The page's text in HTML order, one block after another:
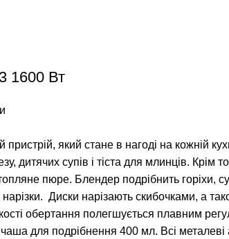
1600 Вт
який стане в нагоді на кожній
дитячих супів і тіста для млинців. Крім
пюре. Блендер подрібнить горіхи,
Диски нарізають скибочками, а
обертання полегшується плавним
для подрібнення 400 мл. Всі металеві